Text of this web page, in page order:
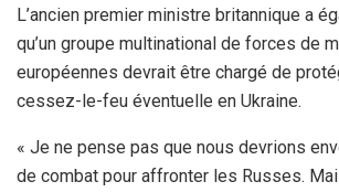
L’ancien premier ministre britannique a
qu’un groupe multinational de forces de
européennes devrait être chargé de
cessez-le-feu éventuelle en Ukraine.
« Je ne pense pas que nous devrions
de combat pour affronter les Russes.